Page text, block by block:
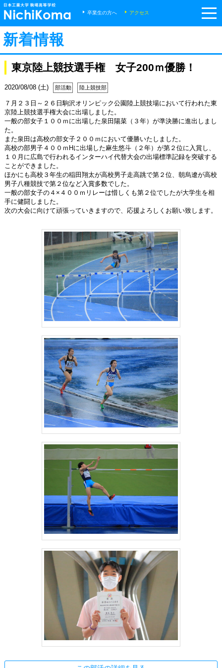
卒業生の方へ アクセス
新着情報
東京陸上競技選手権 女子200ｍ優勝！
2020/08/08 (土) 部活動 陸上競技部
７月２３日～２６日駒沢オリンピック公園陸上競技場において行われた東
京陸上競技選手権大会に出場しました。
一般の部女子１００ｍに出場した泉田陽菜（３年）が準決勝に進出しまし
た。
また泉田は高校の部女子２００ｍにおいて優勝いたしました。
高校の部男子４００ｍHに出場した麻生悠斗（２年）が第２位に入賞し、
１０月に広島で行われるインターハイ代替大会の出場標準記録を突破する
ことができました。
ほかにも高校３年生の稲田翔太が高校男子走高跳で第２位、朝烏遼が高校
男子八種競技で第２位など入賞多数でした。
一般の部女子の４×４００ｍリレーは惜しくも第２位でしたが大学生を相
手に健闘しました。
次の大会に向けて頑張っていきますので、応援よろしくお願い致します。